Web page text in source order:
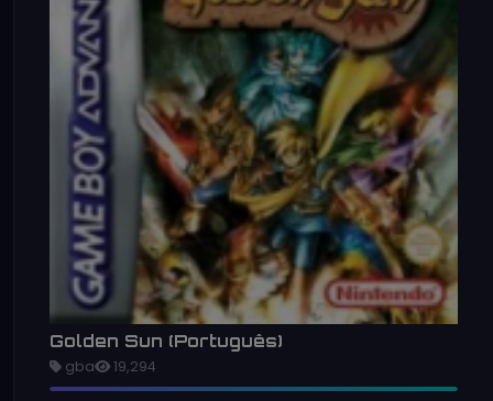
Golden Sun (Português)
gba 19,294